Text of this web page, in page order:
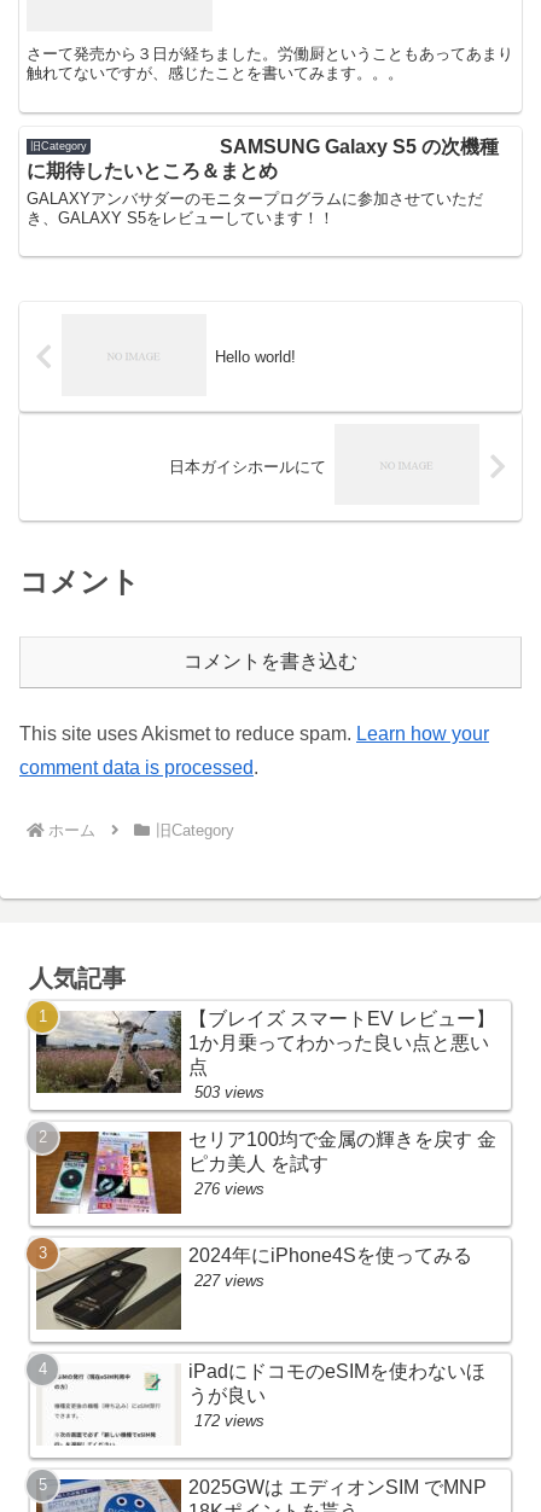
さーて発売から３日が経ちました。労働厨ということもあってあまり
触れてないですが、感じたことを書いてみます。。。
旧Category
SAMSUNG Galaxy S5 の次機種
に期待したいところ＆まとめ
GALAXYアンバサダーのモニタープログラムに参加させていただ
き、GALAXY S5をレビューしています！！
Hello world!
日本ガイシホールにて
コメント
コメントを書き込む
This site uses Akismet to reduce spam. Learn how your
comment data is processed.
ホーム 旧Category
人気記事
【ブレイズ スマートEV レビュー】
1か月乗ってわかった良い点と悪い
点
503 views
セリア100均で金属の輝きを戻す 金
ピカ美人 を試す
276 views
2024年にiPhone4Sを使ってみる
227 views
iPadにドコモのeSIMを使わないほ
うが良い
172 views
2025GWは エディオンSIM でMNP